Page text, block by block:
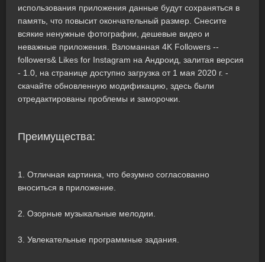
использования приложения данные будут сохраняться в
память, что повысит окончательный размер. Снесите
всякие ненужные фотографии, дешевые видео и
неважные приложения. Взломанная 4K Followers --
followers& Likes for Instagram на Андроид, залитая версия
- 1.0, на странице доступно загрузка от 1 мая 2020 г. -
скачайте обновленную модификацию, здесь были
отредактированы проблемы и заморочки.
Преимущества:
1. Отличная картинка, что безумно согласованно
вноситься в приложение.
2. Озорные музыкальные мелодии.
3. Увлекательные программные задания.